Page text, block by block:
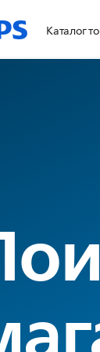
Каталог